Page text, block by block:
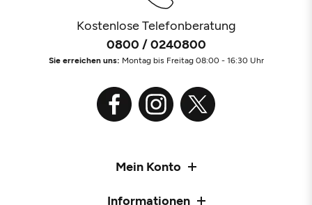
Kostenlose Telefonberatung
0800 / 0240800
Sie erreichen uns: Montag bis Freitag 08:00 - 16:30 Uhr
Mein Konto
Informationen